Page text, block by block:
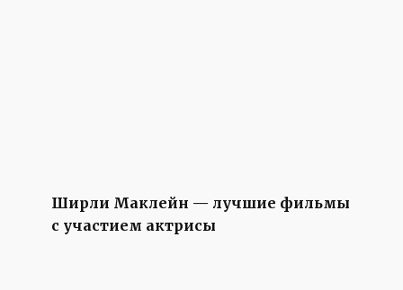
Ширли Маклейн — лучшие фильмы
с участием актрисы